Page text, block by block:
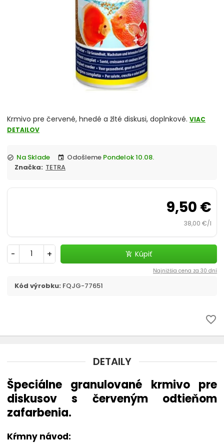
Guppy, betty
Korytnačky a teráriové živočíchy
Zlaté rybky
Krmivo pre červené, hnedé a žlté diskusi, doplnkové. VIAC
DETAILOV
check_circle Na Sklade event Odošleme Pondelok 10.08.
Značka:
TETRA
9,50 €
38,00 €/l
- + add_shopping_cart Kúpiť
Najnižšia cena za 30 dní
Kód výrobku: FQJG-77651
favorite_border
DETAILY
Špeciálne granulované krmivo pre
diskusov s červeným odtieňom
zafarbenia.
Kŕmny návod: